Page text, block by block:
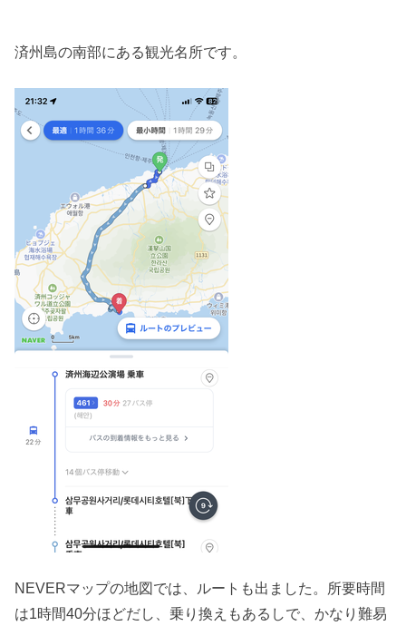
済州島の南部にある観光名所です。
NEVERマップの地図では、ルートも出ました。所要時間
は1時間40分ほどだし、乗り換えもあるしで、かなり難易